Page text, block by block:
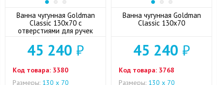
Ванна чугунная Goldman
Classic 130x70 с
отверстиями для ручек
45 240 ₽
Код товара: 3380
Размеры: 130 х 70
Ванна чугунная Goldman
Classic 130x70
45 240 ₽
Код товара: 3768
Размеры: 130 х 70